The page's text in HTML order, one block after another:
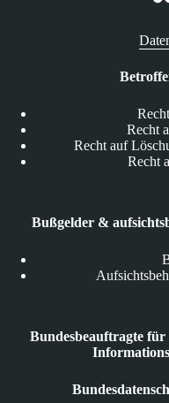
Recht
Recht auf
Recht
Bußgelder &
Bundesbeauftragte